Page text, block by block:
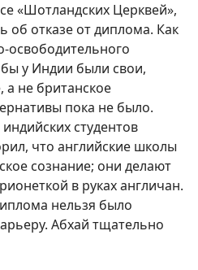
«Шотландских Церквей»,
об отказе от диплома. Как
освободительного
у Индии были свои,
не британское
пока не было.
студентов
что английские школы
сознание; они делают
в руках англичан.
нельзя было
Абхай тщательно